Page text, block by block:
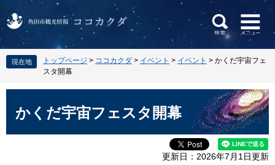
ペ
ー
メ
ニ
現在地 トップページ > ココカクダ > イベント > イベント > かくだ宇宙フェ
スタ開幕
かくだ宇宙フェスタ開幕
更新日：2026年7月1日更新